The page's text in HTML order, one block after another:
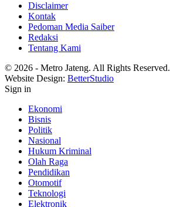
Disclaimer
Kontak
Pedoman Media Saiber
Redaksi
Tentang Kami
© 2026 - Metro Jateng. All Rights Reserved.
Website Design: BetterStudio
Sign in
Ekonomi
Bisnis
Politik
Nasional
Hukum Kriminal
Olah Raga
Pendidikan
Otomotif
Teknologi
Elektronik